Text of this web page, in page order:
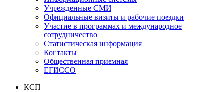
Учрежденные СМИ
Официальные визиты и рабочие поездки
Участие в программах и международное
сотрудничество
Статистическая информация
Контакты
Общественная приемная
ЕГИССО
КСП